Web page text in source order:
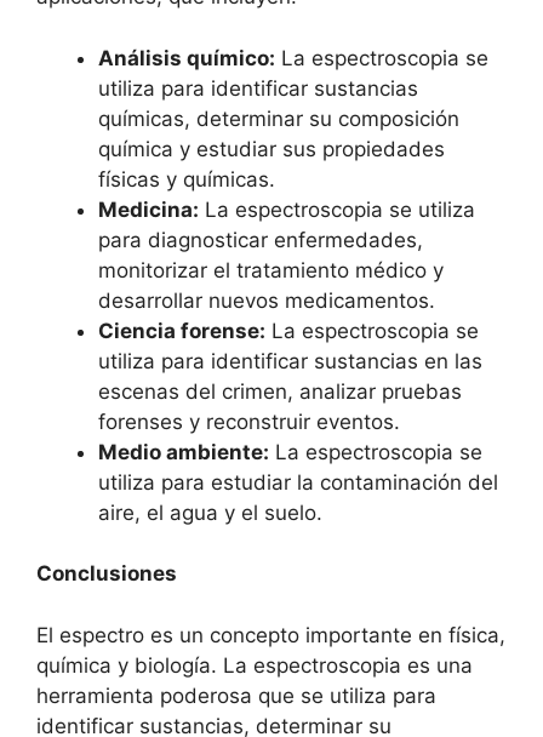
Análisis químico: La espectroscopia se
utiliza para identificar sustancias
químicas, determinar su composición
química y estudiar sus propiedades
físicas y químicas.
Medicina: La espectroscopia se utiliza
para diagnosticar enfermedades,
monitorizar el tratamiento médico y
desarrollar nuevos medicamentos.
Ciencia forense: La espectroscopia se
utiliza para identificar sustancias en las
escenas del crimen, analizar pruebas
forenses y reconstruir eventos.
Medio ambiente: La espectroscopia se
utiliza para estudiar la contaminación del
aire, el agua y el suelo.
Conclusiones
El espectro es un concepto importante en física,
química y biología. La espectroscopia es una
herramienta poderosa que se utiliza para
identificar sustancias, determinar su